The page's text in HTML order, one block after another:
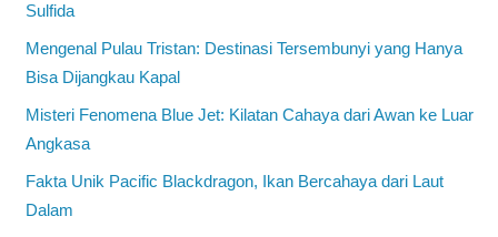
Sulfida
Mengenal Pulau Tristan: Destinasi Tersembunyi yang Hanya
Bisa Dijangkau Kapal
Misteri Fenomena Blue Jet: Kilatan Cahaya dari Awan ke Luar
Angkasa
Fakta Unik Pacific Blackdragon, Ikan Bercahaya dari Laut
Dalam